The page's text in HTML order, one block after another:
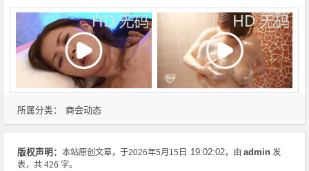
所属分类： 商会动态
版权声明：本站原创文章，于2026年5月15日 19:02:02，由admin 发
表，共 426 字。